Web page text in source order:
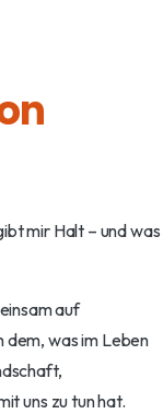
mir Halt – und was
auf
dem, was im Leben
uns zu tun hat.